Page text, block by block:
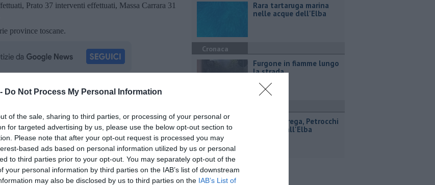
Do Not Process My Personal Information
of the sale, sharing to third parties, or processing of your personal or
for targeted advertising by us, please use the below opt-out section to
Please note that after your opt-out request is processed you may
based ads based on personal information utilized by us or personal
to third parties prior to your opt-out. You may separately opt-out of the
your personal information by third parties on the IAB’s list of downstream
may also be disclosed by us to third parties on the IAB’s List of
Prato 37 interventi effettuati, Massa Carrara 31
province toscane.
iscriviti alla Newsletter QUInews ELBA.Arriva
tua casella di posta.
iscriviti allaNewsletter QUInews - ToscanaMedia.
tua casella di posta.
Rara tartaruga marina
nelle acque dell'Elba
Cronaca
Furgone in fiamme lungo
la strada
Premio Strega, Petrocchi
e Scurati all'Elba